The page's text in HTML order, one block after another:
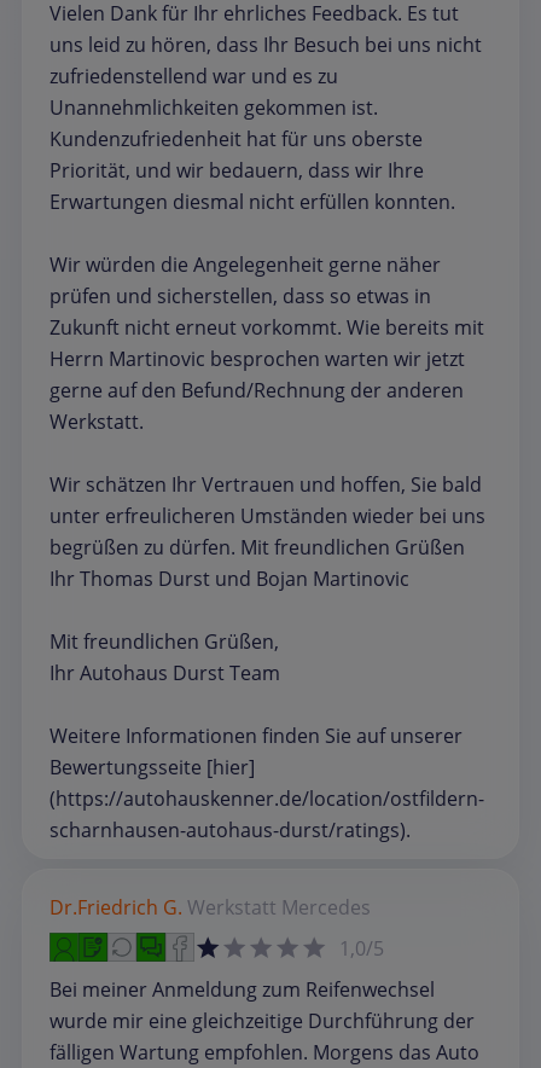
Vielen Dank für Ihr ehrliches Feedback. Es tut
uns leid zu hören, dass Ihr Besuch bei uns nicht
zufriedenstellend war und es zu
Unannehmlichkeiten gekommen ist.
Kundenzufriedenheit hat für uns oberste
Priorität, und wir bedauern, dass wir Ihre
Erwartungen diesmal nicht erfüllen konnten.
Wir würden die Angelegenheit gerne näher
prüfen und sicherstellen, dass so etwas in
Zukunft nicht erneut vorkommt. Wie bereits mit
Herrn Martinovic besprochen warten wir jetzt
gerne auf den Befund/Rechnung der anderen
Werkstatt.
Wir schätzen Ihr Vertrauen und hoffen, Sie bald
unter erfreulicheren Umständen wieder bei uns
begrüßen zu dürfen. Mit freundlichen Grüßen
Ihr Thomas Durst und Bojan Martinovic
Mit freundlichen Grüßen,
Ihr Autohaus Durst Team
Weitere Informationen finden Sie auf unserer
Bewertungsseite [hier]
(https://autohauskenner.de/location/ostfildern-
scharnhausen-autohaus-durst/ratings).
Dr.Friedrich G. Werkstatt Mercedes
1,0/5
Bei meiner Anmeldung zum Reifenwechsel
wurde mir eine gleichzeitige Durchführung der
fälligen Wartung empfohlen. Morgens das Auto